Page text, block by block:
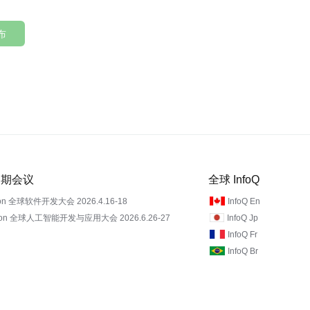
会议
全球软件开发大会 2026.4.16-18
全球人工智能开发与应用大会 2026.6.26-27
全球 InfoQ
InfoQ En
InfoQ Jp
InfoQ Fr
InfoQ Br